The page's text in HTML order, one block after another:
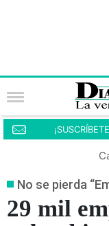
No se pierda
29 mil